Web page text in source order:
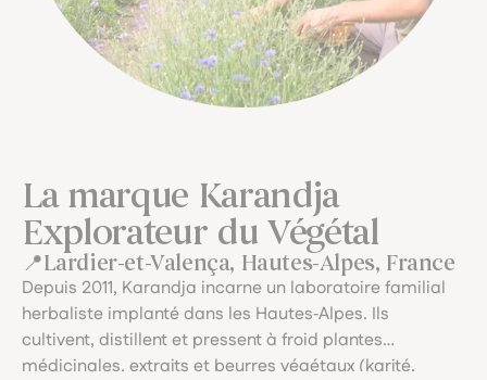
La marque Karandja
Explorateur du Végétal
Lardier-et-Valença, Hautes-Alpes, France
Depuis 2011, Karandja incarne un laboratoire familial
herbaliste implanté dans les Hautes‑Alpes. Ils
cultivent, distillent et pressent à froid plantes
médicinales, extraits et beurres végétaux (karité,